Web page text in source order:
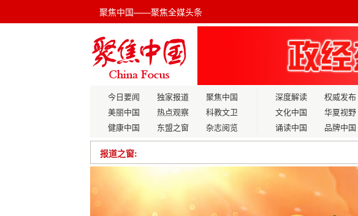
聚焦中国——聚焦全媒头条
今日要闻 独家报道
聚焦中国
美丽中国
热点观察
科教文卫
健康中国
东盟之窗 杂志阅览
深度解读 权威发布
文化中国
华夏视野
诵读中国
品牌中国
报道之窗:
一梅兴山海：吴丽军的“共富”实践与“十五五”的科技小院答
新质生产力与东西部协作的深度融合